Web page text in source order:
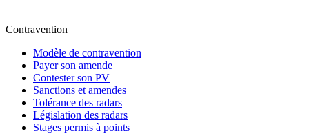
Contravention
Modèle de contravention
Payer son amende
Contester son PV
Sanctions et amendes
Tolérance des radars
Législation des radars
Stages permis à points